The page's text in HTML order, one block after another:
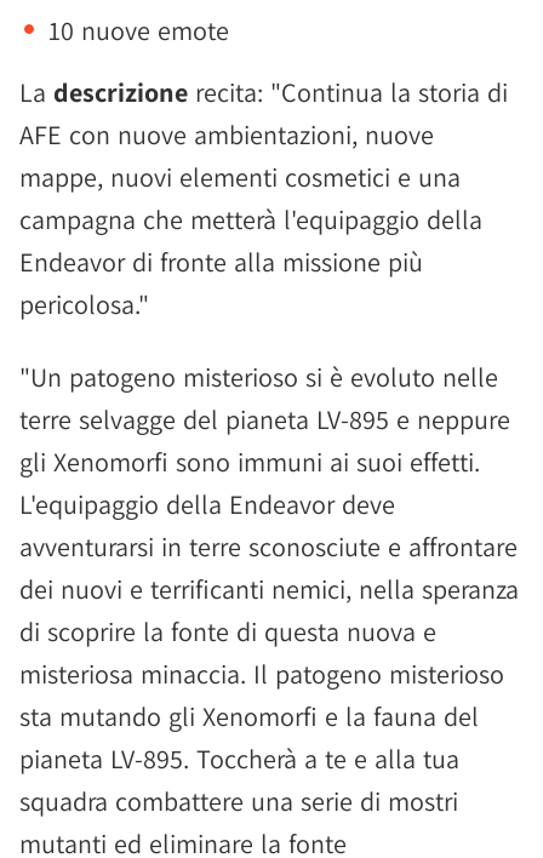
10 nuove emote
La descrizione recita: "Continua la storia di
AFE con nuove ambientazioni, nuove
mappe, nuovi elementi cosmetici e una
campagna che metterà l'equipaggio della
Endeavor di fronte alla missione più
pericolosa."
"Un patogeno misterioso si è evoluto nelle
terre selvagge del pianeta LV-895 e neppure
gli Xenomorfi sono immuni ai suoi effetti.
L'equipaggio della Endeavor deve
avventurarsi in terre sconosciute e affrontare
dei nuovi e terrificanti nemici, nella speranza
di scoprire la fonte di questa nuova e
misteriosa minaccia. Il patogeno misterioso
sta mutando gli Xenomorfi e la fauna del
pianeta LV-895. Toccherà a te e alla tua
squadra combattere una serie di mostri
mutanti ed eliminare la fonte